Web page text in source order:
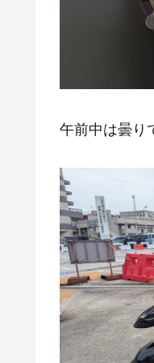
午前中は曇り